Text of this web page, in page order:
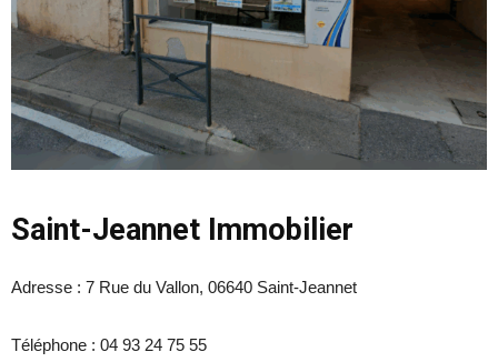
Saint-Jeannet Immobilier
Adresse : 7 Rue du Vallon, 06640 Saint-Jeannet
Téléphone : 04 93 24 75 55